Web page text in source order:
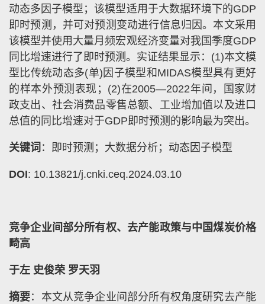
动态多因子模型；该模型适用于大数据环境下的GDP
即时预测，并可对预测变动进行信息归因。本文采用
该模型并使用大量月频宏观经济变量对我国季度GDP
同比增速进行了即时预测。实证结果显示：(1)本文模
型比传统动态多(单)因子模型和MIDAS模型具有更好
的样本外预测表现；(2)在2005—2022年间，国家财
政支出、社会消费品零售总额、工业增加值以及进口
总值的同比增速对于GDP即时预测的影响最为突出。
关键词 ：即时预测；大数据分析；动态因子模型
DOI: 10.13821/j.cnki.ceq.2024.03.10
竞争企业间部分所有权、去产能政策与中国煤炭价格
畸高
于左 史俊荣 罗天羽
摘要：本文从竞争企业间部分所有权角度研究去产能